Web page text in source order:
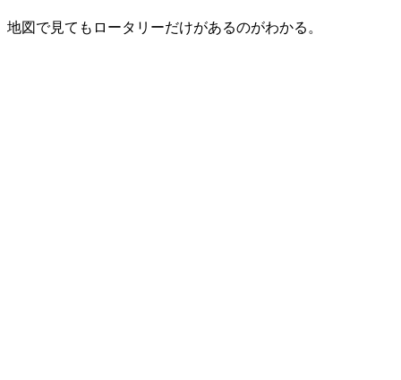
地図で見てもロータリーだけがあるのがわかる。